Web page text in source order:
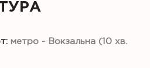
метро - Вокзальна (10 хв.